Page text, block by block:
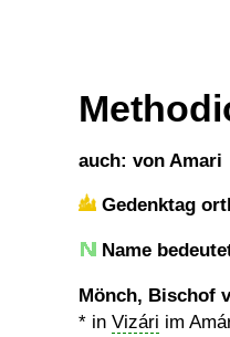
auch: von Amari
Gedenktag
Name
Mönch, Bischof
* in Vizári im